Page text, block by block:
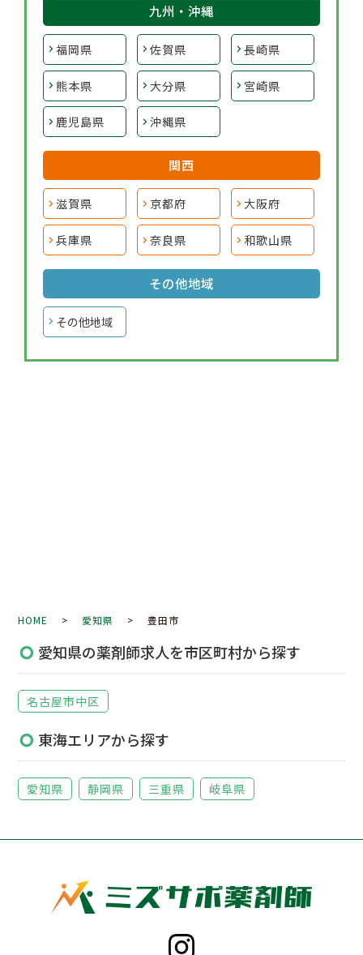
九州・沖縄
福岡県 佐賀県 長崎県
熊本県 大分県 宮崎県
鹿児島県 沖縄県
関西
滋賀県 京都府 大阪府
兵庫県 奈良県 和歌山県
その他地域
その他地域
HOME > 愛知県 > 豊田市
愛知県の薬剤師求人を市区町村から探す
名古屋市中区
東海エリアから探す
愛知県 静岡県 三重県 岐阜県